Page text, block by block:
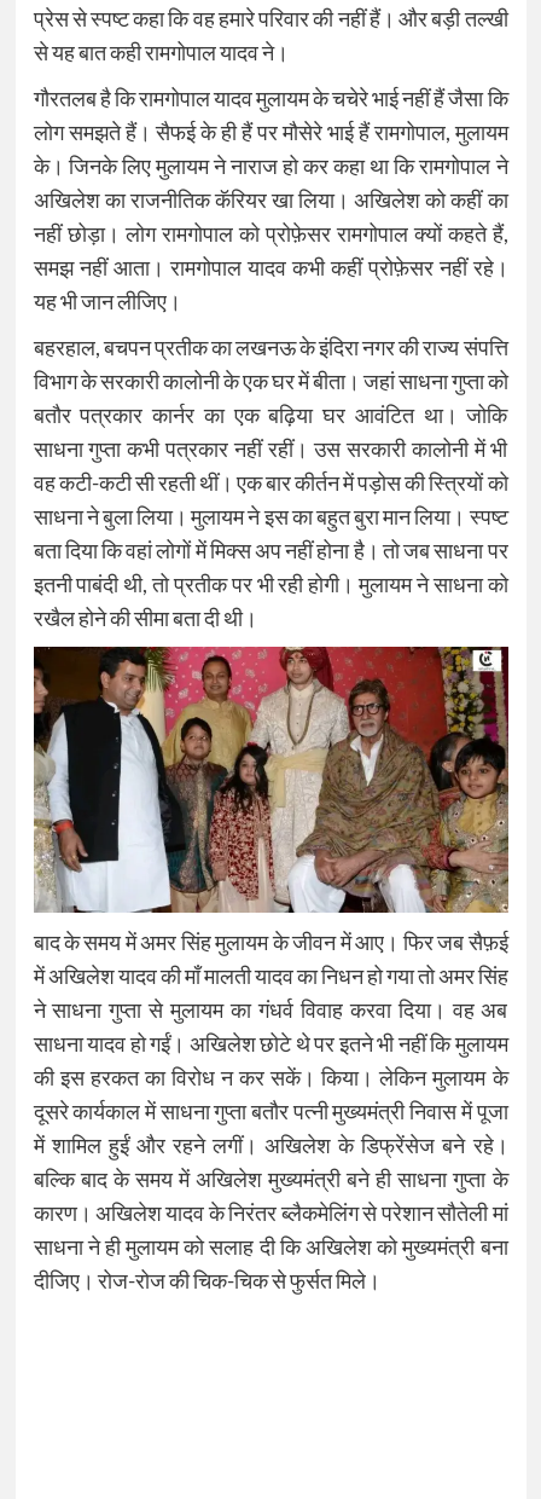
प्रेस से स्पष्ट कहा कि वह हमारे परिवार की नहीं हैं। और बड़ी तल्खी
से यह बात कही रामगोपाल यादव ने।
गौरतलब है कि रामगोपाल यादव मुलायम के चचेरे भाई नहीं हैं जैसा कि
लोग समझते हैं। सैफई के ही हैं पर मौसेरे भाई हैं रामगोपाल, मुलायम
के। जिनके लिए मुलायम ने नाराज हो कर कहा था कि रामगोपाल ने
अखिलेश का राजनीतिक कॅरियर खा लिया। अखिलेश को कहीं का
नहीं छोड़ा। लोग रामगोपाल को प्रोफ़ेसर रामगोपाल क्यों कहते हैं,
समझ नहीं आता। रामगोपाल यादव कभी कहीं प्रोफ़ेसर नहीं रहे।
यह भी जान लीजिए।
बहरहाल, बचपन प्रतीक का लखनऊ के इंदिरा नगर की राज्य संपत्ति
विभाग के सरकारी कालोनी के एक घर में बीता। जहां साधना गुप्ता को
बतौर पत्रकार कार्नर का एक बढ़िया घर आवंटित था। जोकि
साधना गुप्ता कभी पत्रकार नहीं रहीं। उस सरकारी कालोनी में भी
वह कटी-कटी सी रहती थीं। एक बार कीर्तन में पड़ोस की स्त्रियों को
साधना ने बुला लिया। मुलायम ने इस का बहुत बुरा मान लिया। स्पष्ट
बता दिया कि वहां लोगों में मिक्स अप नहीं होना है। तो जब साधना पर
इतनी पाबंदी थी, तो प्रतीक पर भी रही होगी। मुलायम ने साधना को
रखैल होने की सीमा बता दी थी।
बाद के समय में अमर सिंह मुलायम के जीवन में आए। फिर जब सैफ़ई
में अखिलेश यादव की माँ मालती यादव का निधन हो गया तो अमर सिंह
ने साधना गुप्ता से मुलायम का गंधर्व विवाह करवा दिया। वह अब
साधना यादव हो गईं। अखिलेश छोटे थे पर इतने भी नहीं कि मुलायम
की इस हरकत का विरोध न कर सकें। किया। लेकिन मुलायम के
दूसरे कार्यकाल में साधना गुप्ता बतौर पत्नी मुख्यमंत्री निवास में पूजा
में शामिल हुईं और रहने लगीं। अखिलेश के डिफ्रेंसेज बने रहे।
बल्कि बाद के समय में अखिलेश मुख्यमंत्री बने ही साधना गुप्ता के
कारण। अखिलेश यादव के निरंतर ब्लैकमेलिंग से परेशान सौतेली मां
साधना ने ही मुलायम को सलाह दी कि अखिलेश को मुख्यमंत्री बना
दीजिए। रोज-रोज की चिक-चिक से फुर्सत मिले।